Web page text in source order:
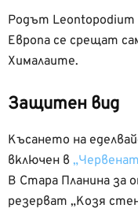
Родът Leontopodium
Европа се срещат
Хималаите.
Защитен вид
Късането на
включен в
B Стара Планина за
резерват „Козя